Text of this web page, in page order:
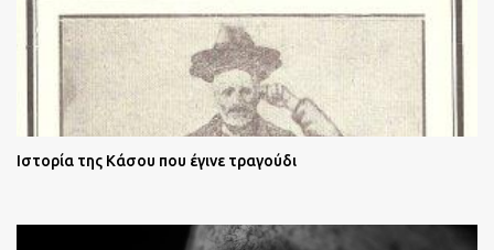
Ιστορία της Κάσου που έγινε τραγούδι